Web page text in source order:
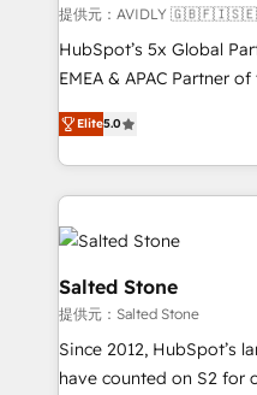
提供元：AVIDLY
HubSpot’s 5x Global
EMEA & APAC Partner
experienced and fully
Partner. 🚀 With 2,750+ HubSpot projects delivered
and 370+ specialists
we de-risk complex
accelerate ROI across every
multi-region migrations
we turn complexity into
scale. 🏆 HubSpot’s CEO called us “the partner of the
future.” Others agree it
measurable impact.
Elite5.0
Salted Stone
提供元：Salted Stone
Since 2012, HubSpot’s
have counted on S2 for